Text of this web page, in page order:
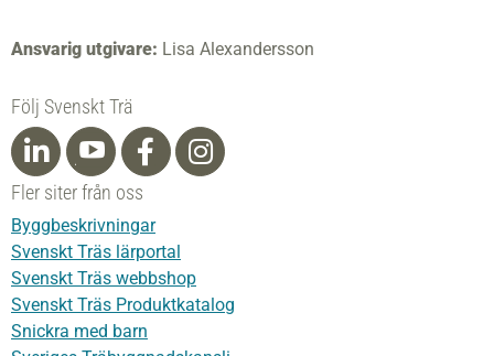
Ansvarig utgivare: Lisa Alexandersson
Följ Svenskt Trä
Fler siter från oss
Byggbeskrivningar
Svenskt Träs lärportal
Svenskt Träs webbshop
Svenskt Träs Produktkatalog
Snickra med barn